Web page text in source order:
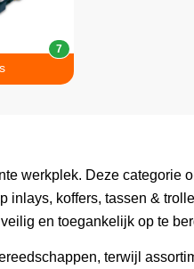
werkplek. Deze categorie
inlays, koffers, tassen &
en toegankelijk op te
terwijl
7